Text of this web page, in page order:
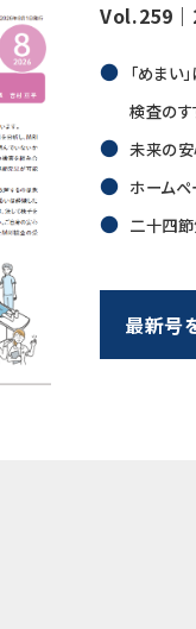
Vol.259｜
「めま
検査の
未来の安
ホーム
二十四
最新号